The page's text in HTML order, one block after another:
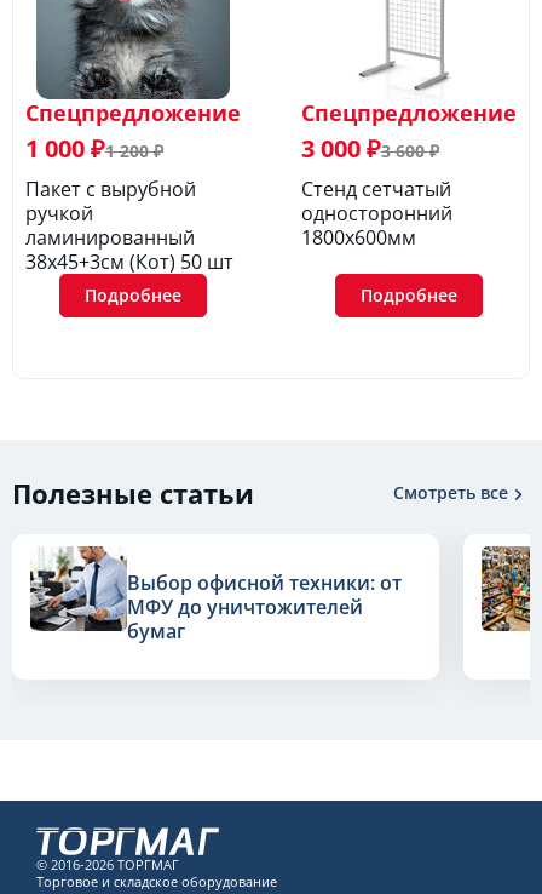
Спецпредложение
1 000 ₽1 200 ₽
Пакет с вырубной
ручкой
ламинированный
38х45+3см (Кот) 50 шт
Подробнее
Спецпредложение
3 000 ₽3 600 ₽
Стенд сетчатый
односторонний
1800х600мм
Подробнее
Полезные статьи Смотреть все
Выбор офисной техники: от
МФУ до уничтожителей
бумаг
© 2016-2026 ТОРГМАГ
Торговое и складское оборудование